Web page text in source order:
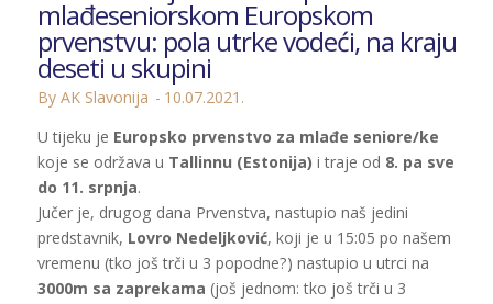
mlađeseniorskom Europskom
prvenstvu: pola utrke vodeći, na kraju
deseti u skupini
By AK Slavonija
10.07.2021.
U tijeku je Europsko prvenstvo za mlađe seniore/ke
koje se održava u Tallinnu (Estonija) i traje od 8. pa sve
do 11. srpnja.
Jučer je, drugog dana Prvenstva, nastupio naš jedini
predstavnik, Lovro Nedeljković, koji je u 15:05 po našem
vremenu (tko još trči u 3 popodne?) nastupio u utrci na
3000m sa zaprekama (još jednom: tko još trči u 3